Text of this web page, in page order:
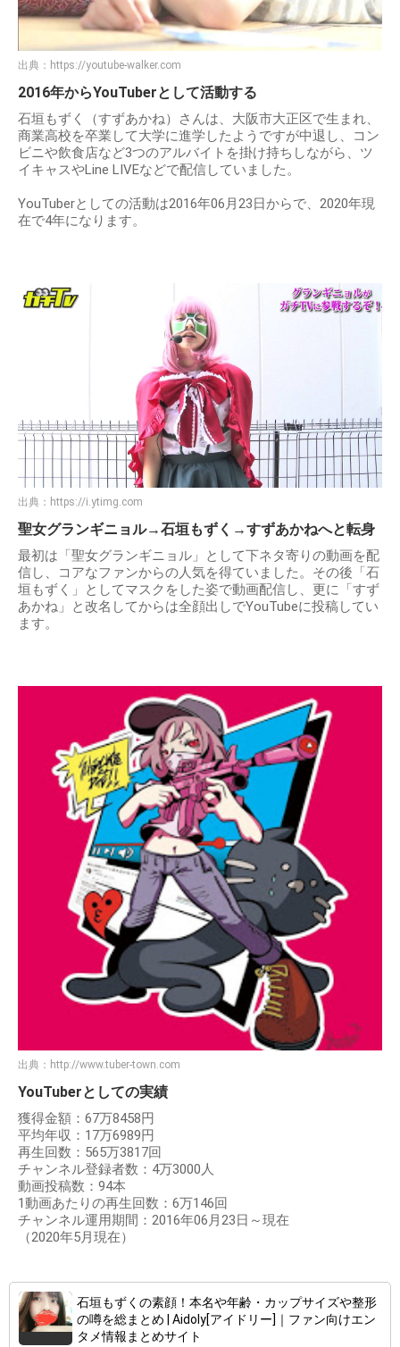
出典： https://youtube-walker.com
2016年からYouTuberとして活動する
石垣もずく（すずあかね）さんは、大阪市大正区で生まれ、
商業高校を卒業して大学に進学したようですが中退し、コン
ビニや飲食店など3つのアルバイトを掛け持ちしながら、ツ
イキャスやLine LIVEなどで配信していました。
YouTuberとしての活動は2016年06月23日からで、2020年現
在で4年になります。
出典： https://i.ytimg.com
聖女グランギニョル→石垣もずく→すずあかねへと転身
最初は「聖女グランギニョル」として下ネタ寄りの動画を配
信し、コアなファンからの人気を得ていました。その後「石
垣もずく」としてマスクをした姿で動画配信し、更に「すず
あかね」と改名してからは全顔出しでYouTubeに投稿してい
ます。
出典： http://www.tuber-town.com
YouTuberとしての実績
獲得金額：67万8458円
平均年収：17万6989円
再生回数：565万3817回
チャンネル登録者数：4万3000人
動画投稿数：94本
1動画あたりの再生回数：6万146回
チャンネル運用期間：2016年06月23日～現在
（2020年5月現在）
石垣もずくの素顔！本名や年齢・カップサイズや整形
の噂を総まとめ | Aidoly[アイドリー]｜ファン向けエン
タメ情報まとめサイト